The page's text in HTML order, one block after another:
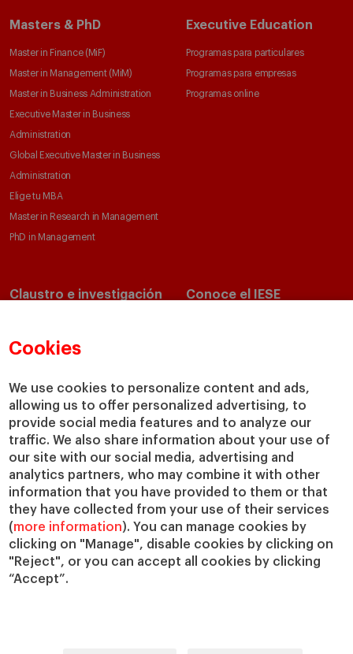
Cookies
We use cookies to personalize content and ads,
allowing us to offer personalized advertising, to
provide social media features and to analyze our
traffic. We also share information about your use of
our site with our social media, advertising and
analytics partners, who may combine it with other
information that you have provided to them or that
they have collected from your use of their services
(more information). You can manage cookies by
clicking on "Manage", disable cookies by clicking on
"Reject", or you can accept all cookies by clicking
“Accept”.
Masters & PhD
Master in Finance (MiF)
Master in Management (MiM)
Master in Business Administration
Executive Master in Business
Administration
Global Executive Master in Business
Administration
Elige tu MBA
Master in Research in Management
PhD in Management
Executive Education
Programas para particulares
Programas para empresas
Programas online
Claustro e investigación
Departamentos académicos
Cátedras
IESE Insight
IESE Publishing
Conoce el IESE
Nuestro impacto
Colabora con el IESE
Servicios
Biblioteca
Canal de Compliance
Capellanía
IESE Shop
Jobs @IESE
Préstamos y becas